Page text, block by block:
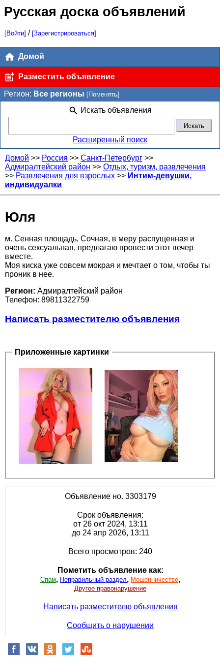
Русская доска объявлений
[Войти] / [Зарегистрироваться]
Домой
Разместить объявление
Регион: Все регионы [Поменять]
Искать объявления
Расширенный поиск
Домой >> Россия >> Санкт-Петербург >>
Адмиралтейский район >> Отдых, туризм, развлечения
>> Развлечения для взрослых >> Интим-девушки,
индивидуалки
Юля
м. Сенная площадь, Сочная, в меру распущенная и
очень сексуальная, предлагаю провести этот вечер
вместе.
Моя киска уже совсем мокрая и мечтает о том, чтобы ты
проник в нее.
Регион: Адмиралтейский район
Телефон: 89811322759
Написать разместителю объявления
Приложенные картинки
Объявление но. 3303179
Срок объявления:
от 26 окт 2024, 13:11
до 24 апр 2026, 13:11
Всего просмотров: 240
Пометить объявление как:
Спам, Неправильный раздел, Мошенничество,
Другое правонарушение
Написать разместителю объявления
Сообщить о нарушении